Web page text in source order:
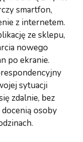
smartfon,
z internetem.
ze sklepu,
nowego
po ekranie.
sytuacji
zdalnie, bez
osoby